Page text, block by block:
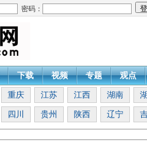
密码：
下载 视频 专题 观点
重庆 江苏 江西 湖南
四川 贵州 陕西 辽宁